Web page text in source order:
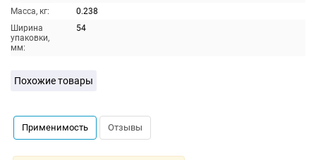
Масса, кг:
0.238
Ширина
упаковки,
мм:
54
Похожие товары
Применимость Отзывы